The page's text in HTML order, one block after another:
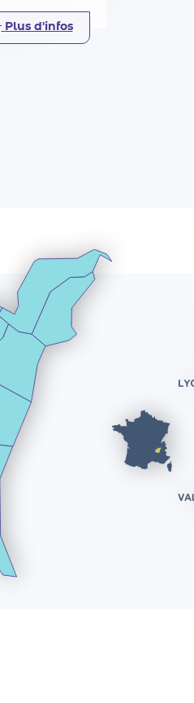
à
battre le cœur
Plus d'infos